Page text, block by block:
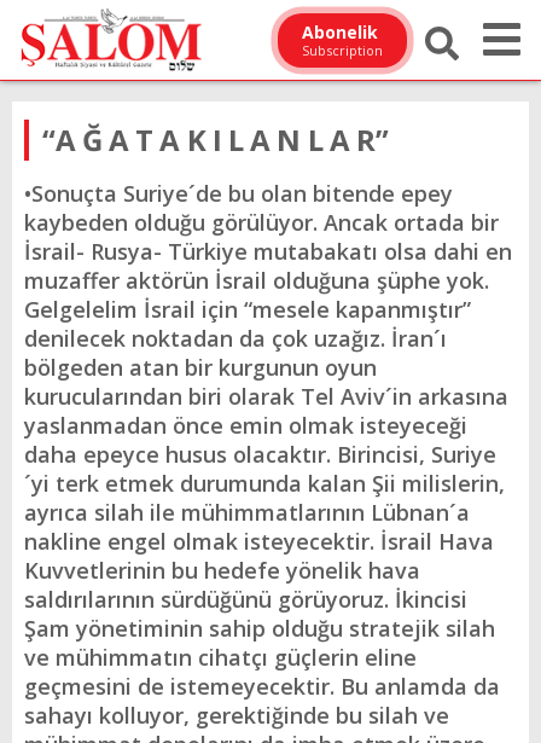
Abonelik
Subscription
“A Ğ A T A K I L A N L A R”
•Sonuçta Suriye´de bu olan bitende epey
kaybeden olduğu görülüyor. Ancak ortada bir
İsrail- Rusya- Türkiye mutabakatı olsa dahi en
muzaffer aktörün İsrail olduğuna şüphe yok.
Gelgelelim İsrail için “mesele kapanmıştır”
denilecek noktadan da çok uzağız. İran´ı
bölgeden atan bir kurgunun oyun
kurucularından biri olarak Tel Aviv´in arkasına
yaslanmadan önce emin olmak isteyeceği
daha epeyce husus olacaktır. Birincisi, Suriye
´yi terk etmek durumunda kalan Şii milislerin,
ayrıca silah ile mühimmatlarının Lübnan´a
nakline engel olmak isteyecektir. İsrail Hava
Kuvvetlerinin bu hedefe yönelik hava
saldırılarının sürdüğünü görüyoruz. İkincisi
Şam yönetiminin sahip olduğu stratejik silah
ve mühimmatın cihatçı güçlerin eline
geçmesini de istemeyecektir. Bu anlamda da
sahayı kolluyor, gerektiğinde bu silah ve